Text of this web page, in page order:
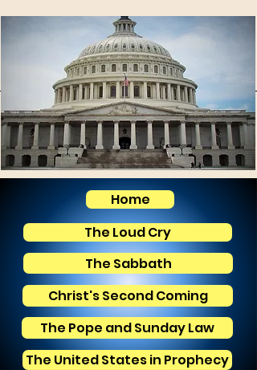
Home
The Loud Cry
The Sabbath
Christ's Second Coming
The Pope and Sunday Law
The United States in Prophecy